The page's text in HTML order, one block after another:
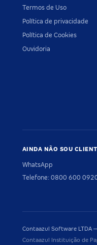
Termos de Uso
Política de privacidade
Política de Cookies
Ouvidoria
AINDA NÃO SOU
WhatsApp
Telefone: 0800 600
Contaazul Software LTDA
Contaazul Instituição de